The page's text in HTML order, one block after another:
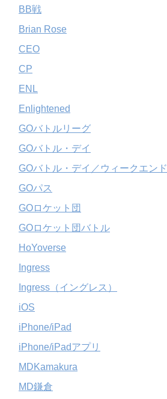
BB戦
Brian Rose
CEO
CP
ENL
Enlightened
GOバトルリーグ
GOバトル・デイ
GOバトル・デイ／ウィークエンド
GOパス
GOロケット団
GOロケット団バトル
HoYoverse
Ingress
Ingress（イングレス）
iOS
iPhone/iPad
iPhone/iPadアプリ
MDKamakura
MD鎌倉